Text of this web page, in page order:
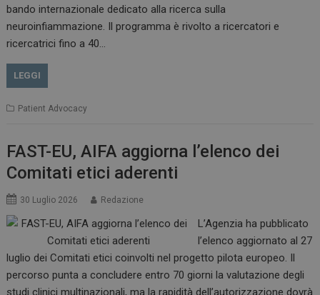
bando internazionale dedicato alla ricerca sulla
neuroinfiammazione. Il programma è rivolto a ricercatori e
ricercatrici fino a 40…
LEGGI
Patient Advocacy
FAST-EU, AIFA aggiorna l’elenco dei
Comitati etici aderenti
30 Luglio 2026 Redazione
L’Agenzia ha pubblicato
l’elenco aggiornato al 27
luglio dei Comitati etici coinvolti nel progetto pilota europeo. Il
percorso punta a concludere entro 70 giorni la valutazione degli
studi clinici multinazionali, ma la rapidità dell’autorizzazione dovrà
CookieScriptConsent